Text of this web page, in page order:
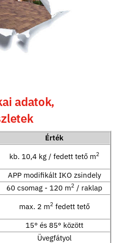
adatok,
Érték
kb. 10,4 kg / fedett tető m2
APP modifikált IKO zsindely
60 csomag - 120 m2 / raklap
max. 2 m2 fedett tető
15° és 85° között
Üvegfátyol